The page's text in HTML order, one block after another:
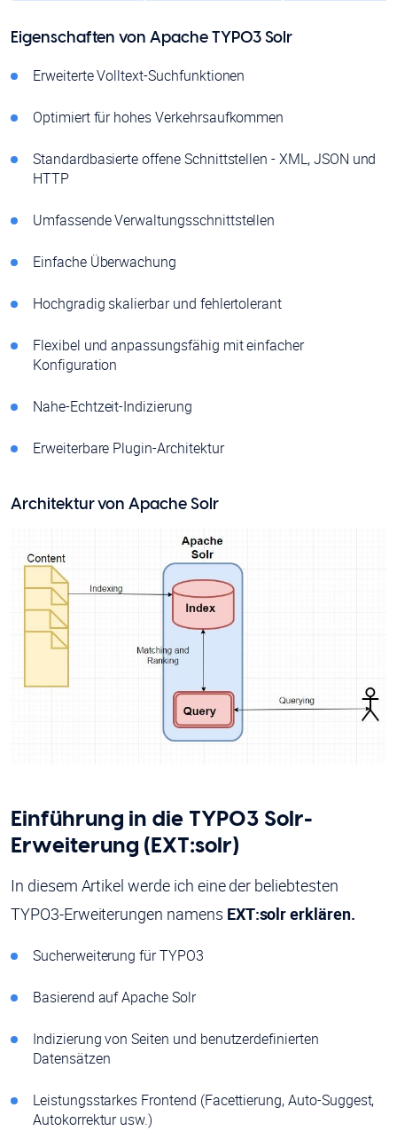
Eigenschaften von Apache TYPO3 Solr
Erweiterte Volltext-Suchfunktionen
Optimiert für hohes Verkehrsaufkommen
Standardbasierte offene Schnittstellen - XML, JSON und
HTTP
Umfassende Verwaltungsschnittstellen
Einfache Überwachung
Hochgradig skalierbar und fehlertolerant
Flexibel und anpassungsfähig mit einfacher
Konfiguration
Nahe-Echtzeit-Indizierung
Erweiterbare Plugin-Architektur
Architektur von Apache Solr
Einführung in die TYPO3 Solr-
Erweiterung (EXT:solr)
In diesem Artikel werde ich eine der beliebtesten
TYPO3-Erweiterungen namens EXT:solr erklären.
Sucherweiterung für TYPO3
Basierend auf Apache Solr
Indizierung von Seiten und benutzerdefinierten
Datensätzen
Leistungsstarkes Frontend (Facettierung, Auto-Suggest,
Autokorrektur usw.)